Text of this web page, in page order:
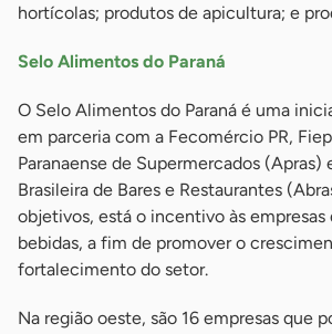
hortícolas; produtos de apicultura; e
Selo Alimentos do Paraná
O Selo Alimentos do Paraná é uma
em parceria com a Fecomércio PR,
Paranaense de Supermercados (Apras)
Brasileira de Bares e Restaurantes
objetivos, está o incentivo às
bebidas, a fim de promover o
fortalecimento do setor.
Na região oeste, são 16 empresas que